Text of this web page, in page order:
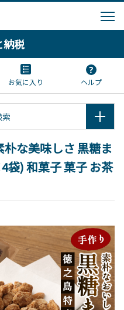
納税
お気に入り ヘルプ
朴な美味しさ 黒糖ま
袋) 和菓子 菓子 お茶